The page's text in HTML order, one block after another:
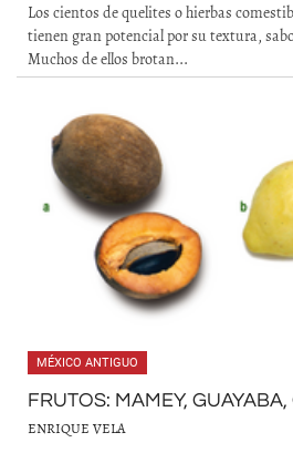
Los cientos de quelites o hierbas
tienen gran potencial por su textura,
Muchos de ellos brotan...
MÉXICO ANTIGUO
FRUTOS: MAMEY,
ENRIQUE VELA